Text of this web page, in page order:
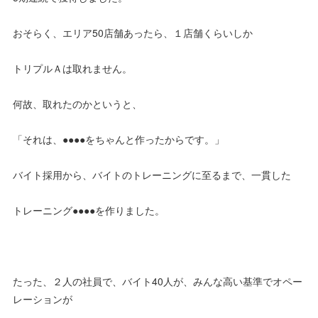
おそらく、エリア50店舗あったら、１店舗くらいしか
トリプルＡは取れません。
何故、取れたのかというと、
「それは、●●●●をちゃんと作ったからです。」
バイト採用から、バイトのトレーニングに至るまで、一貫した
トレーニング●●●●を作りました。
たった、２人の社員で、バイト40人が、みんな高い基準でオペー
レーションが